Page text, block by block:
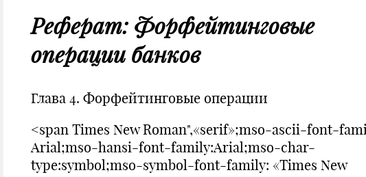
Реферат: Форфейтинговые
операции банков
Глава 4. Форфейтинговые операции
<span Times New Roman",«serif»;mso-ascii-font-
Arial;mso-hansi-font-family:Arial;mso-char-
type:symbol;mso-symbol-font-family: «Times New